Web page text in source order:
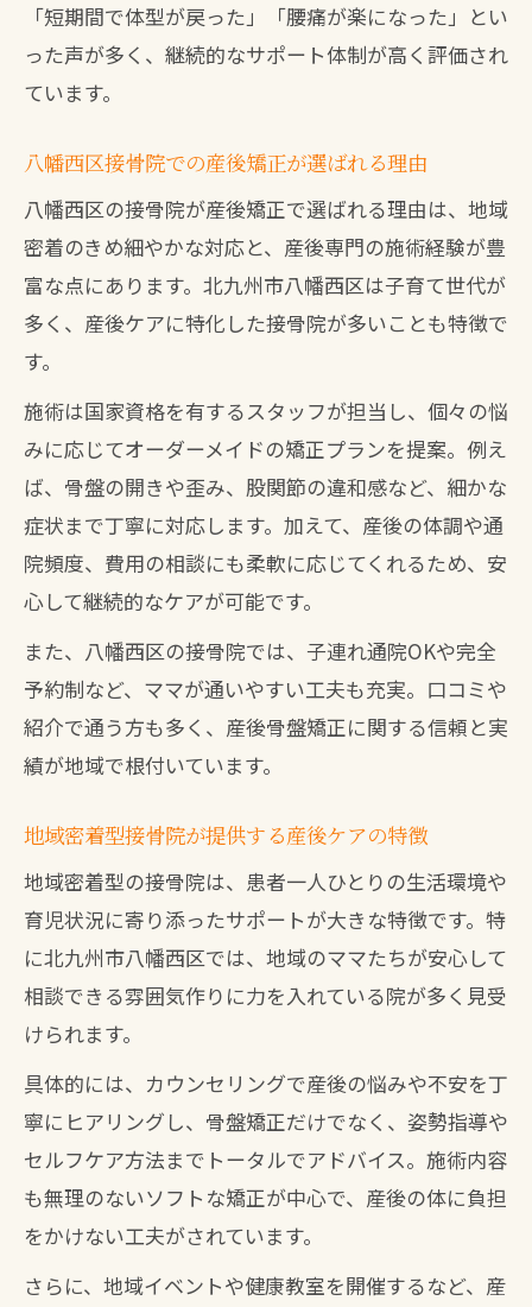
「短期間で体型が戻った」「腰痛が楽になった」とい
った声が多く、継続的なサポート体制が高く評価され
ています。
八幡西区接骨院での産後矯正が選ばれる理由
八幡西区の接骨院が産後矯正で選ばれる理由は、地域
密着のきめ細やかな対応と、産後専門の施術経験が豊
富な点にあります。北九州市八幡西区は子育て世代が
多く、産後ケアに特化した接骨院が多いことも特徴で
す。
施術は国家資格を有するスタッフが担当し、個々の悩
みに応じてオーダーメイドの矯正プランを提案。例え
ば、骨盤の開きや歪み、股関節の違和感など、細かな
症状まで丁寧に対応します。加えて、産後の体調や通
院頻度、費用の相談にも柔軟に応じてくれるため、安
心して継続的なケアが可能です。
また、八幡西区の接骨院では、子連れ通院OKや完全
予約制など、ママが通いやすい工夫も充実。口コミや
紹介で通う方も多く、産後骨盤矯正に関する信頼と実
績が地域で根付いています。
地域密着型接骨院が提供する産後ケアの特徴
地域密着型の接骨院は、患者一人ひとりの生活環境や
育児状況に寄り添ったサポートが大きな特徴です。特
に北九州市八幡西区では、地域のママたちが安心して
相談できる雰囲気作りに力を入れている院が多く見受
けられます。
具体的には、カウンセリングで産後の悩みや不安を丁
寧にヒアリングし、骨盤矯正だけでなく、姿勢指導や
セルフケア方法までトータルでアドバイス。施術内容
も無理のないソフトな矯正が中心で、産後の体に負担
をかけない工夫がされています。
さらに、地域イベントや健康教室を開催するなど、産